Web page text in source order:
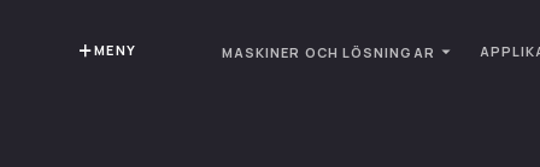
MENY MASKINER OCH LÖSNINGAR